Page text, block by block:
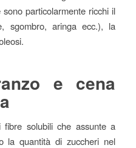
particolarmente ricchi il
sgombro, aringa ecc.), la
e cena
solubili che assunte a
la quantità di zuccheri nel